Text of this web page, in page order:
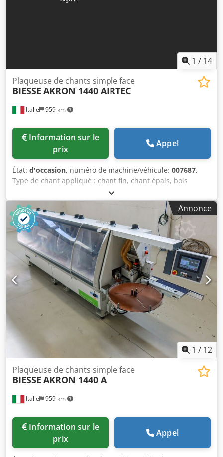
1 / 14
Italie 959 km
Plaqueuse de chants simple face
BIESSE AKRON 1440 AIRTEC
prix
Appel
État: d'occasion, numéro de machine/véhicule: 007687,
Type de chant appliqué : chant fin, chant épais, bois
massif Système adhésif : EVA, air chaud Fraisage des joints
: oui Unité multifonctionnelle : oui Cedpfx Answuz Npo
Ejha Max. vitesse d'avance : 18 m/min Épaisseur maximale
du panneau : 60 mm Unités de travail : 7 nr
Annonce
1 / 12
Italie 959 km
Plaqueuse de chants simple face
BIESSE AKRON 1440 A
prix
Appel